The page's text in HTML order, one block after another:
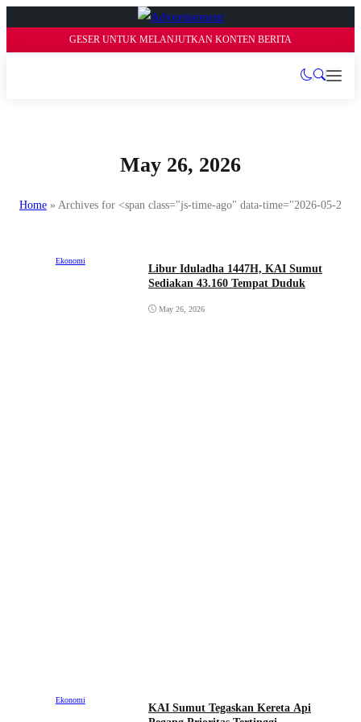
GESER UNTUK MELANJUTKAN KONTEN BERITA
May 26, 2026
Home » Archives for <span class="js-time-ago" data-time="2026-05-
Ekonomi
Libur Iduladha 1447H, KAI Sumut
Sediakan 43.160 Tempat Duduk
May 26, 2026
Ekonomi
KAI Sumut Tegaskan Kereta Api